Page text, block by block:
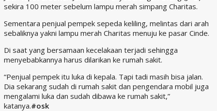
sekira 100 meter sebelum lampu merah simpang Charitas.
Sementara penjual pempek sepeda keliling, melintas dari arah
sebaliknya yakni lampu merah Charitas menuju ke pasar Cinde.
Di saat yang bersamaan kecelakaan terjadi sehingga
menyebabkannya harus dilarikan ke rumah sakit.
“Penjual pempek itu luka di kepala. Tapi tadi masih bisa jalan.
Dia sekarang sudah di rumah sakit dan pengendara mobil juga
mengalami luka dan sudah dibawa ke rumah sakit,”
katanya.#osk